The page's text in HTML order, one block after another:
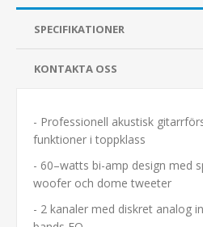
SPECIFIKATIONER
KONTAKTA OSS
- Professionell akustisk
funktioner i toppklass
- 60–watts bi-amp design med
woofer och dome tweeter
- 2 kanaler med diskret analog